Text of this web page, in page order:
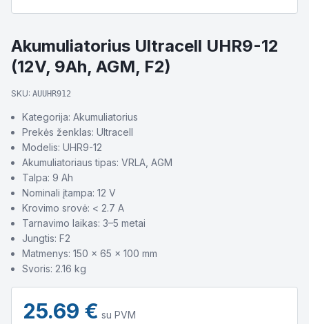
Akumuliatorius Ultracell UHR9-12
(12V, 9Ah, AGM, F2)
SKU: AUUHR912
Kategorija: Akumuliatorius
Prekės ženklas: Ultracell
Modelis: UHR9-12
Akumuliatoriaus tipas: VRLA, AGM
Talpa: 9 Ah
Nominali įtampa: 12 V
Krovimo srovė: < 2.7 A
Tarnavimo laikas: 3–5 metai
Jungtis: F2
Matmenys: 150 × 65 × 100 mm
Svoris: 2.16 kg
25.69 € su PVM